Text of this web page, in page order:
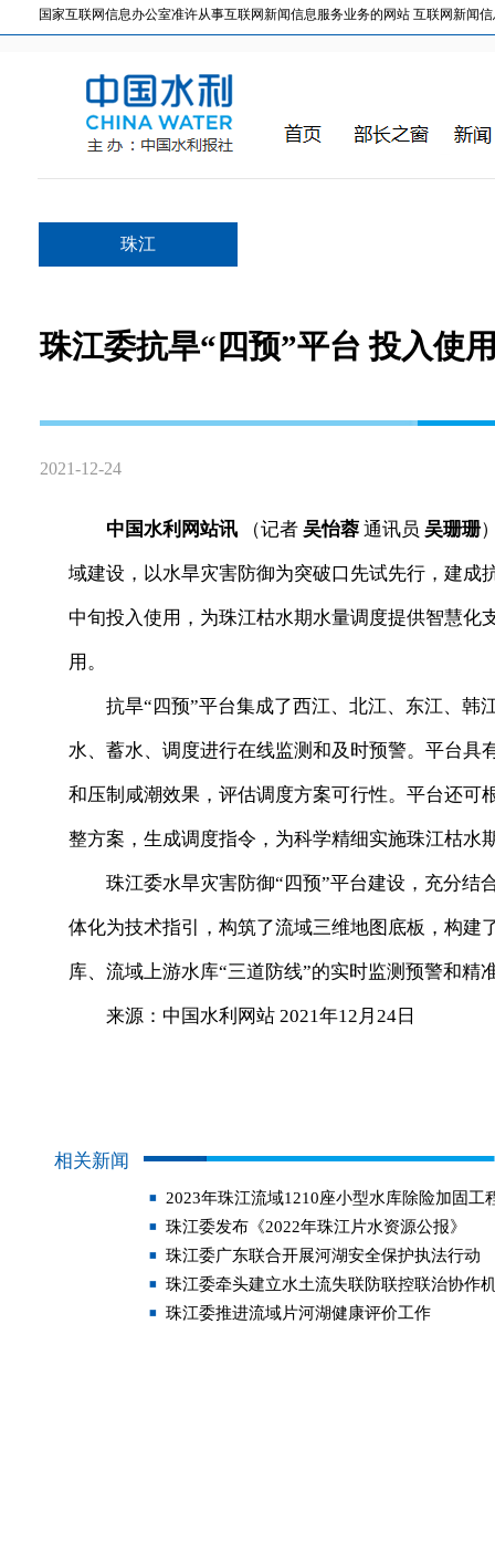
国家互联网信息办公室准许从事互联网新闻信息服务业务的网站 互联网新闻信
珠江
珠江委抗旱“四预”平台 投入使
2021-12-24
中国水利网站讯 （记者 吴怡蓉 通讯员 吴珊珊
域建设，以水旱灾害防御为突破口先试先行，建成
中旬投入使用，为珠江枯水期水量调度提供智慧化
用。
抗旱“四预”平台集成了西江、北江、东江、韩
水、蓄水、调度进行在线监测和及时预警。平台
和压制咸潮效果，评估调度方案可行性。平台还
整方案，生成调度指令，为科学精细实施珠江枯水
珠江委水旱灾害防御“四预”平台建设，充分结
体化为技术指引，构筑了流域三维地图底板，构
库、流域上游水库“三道防线”的实时监测预警和精
来源：中国水利网站 2021年12月24日
相关新闻
2023年珠江流域1210座小型水库除险加固工
珠江委发布《2022年珠江片水资源公报》
珠江委广东联合开展河湖安全保护执法行动
珠江委牵头建立水土流失联防联控联治协作
珠江委推进流域片河湖健康评价工作